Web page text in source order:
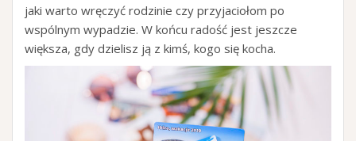
jaki warto wręczyć rodzinie czy przyjaciołom po
wspólnym wypadzie. W końcu radość jest jeszcze
większa, gdy dzielisz ją z kimś, kogo się kocha.